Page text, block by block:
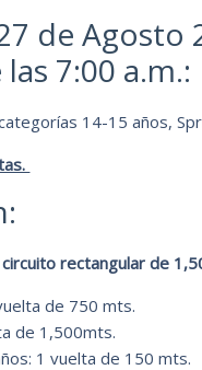
de Agosto
7:00 a.m.:
14-15 años,
circuito rectangular de
de 750 mts.
de 1,500mts.
1 vuelta de 150 mts.